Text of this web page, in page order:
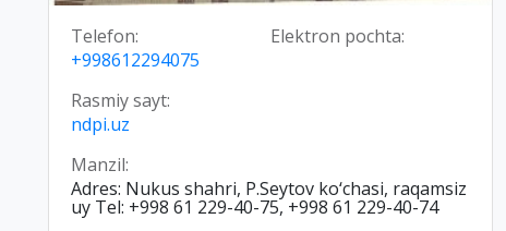
Telefon:
+998612294075
Elektron pochta:
Rasmiy sayt:
ndpi.uz
Manzil:
Adres: Nukus shahri, P.Seytov ko‘chasi, raqamsiz
uy Tel: +998 61 229-40-75, +998 61 229-40-74